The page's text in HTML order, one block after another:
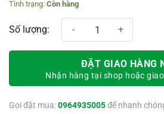
Còn hàng
Hoa trang trí xe cưới 27 số lượng
ĐẶT GIAO HÀNG
Nhận hàng tại shop hoặc
Gọi đặt mua:0964935005để nhanh